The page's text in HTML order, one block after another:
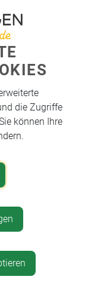
die Zugriffe
können Ihre